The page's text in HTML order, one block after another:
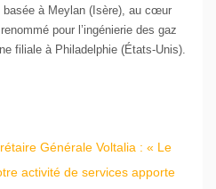
basée à Meylan (Isère), au cœur
pour l’ingénierie des gaz
filiale à Philadelphie (États-Unis).
Générale Voltalia : « Le
activité de services apporte